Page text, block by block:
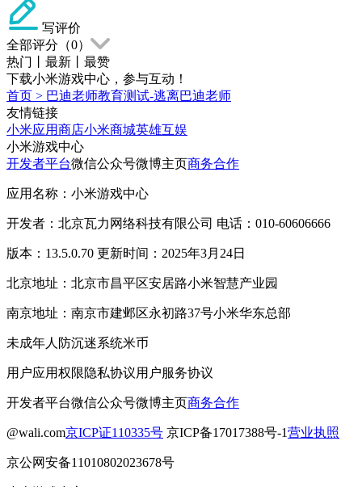
写评价
全部评分（0）
热门
最新
最赞
下载小米游戏中心，参与互动！
首页 > 巴迪老师教育测试-逃离巴迪老师
友情链接
小米应用商店小米商城英雄互娱
小米游戏中心
开发者平台微信公众号微博主页商务合作
应用名称：小米游戏中心
开发者：北京瓦力网络科技有限公司 电话：010-60606666
版本：13.5.0.70 更新时间：2025年3月24日
北京地址：北京市昌平区安居路小米智慧产业园
南京地址：南京市建邺区永初路37号小米华东总部
未成年人防沉迷系统米币
用户应用权限隐私协议用户服务协议
开发者平台微信公众号微博主页商务合作
@wali.com京ICP证110335号 京ICP备17017388号-1营业执照
京公网安备11010802023678号